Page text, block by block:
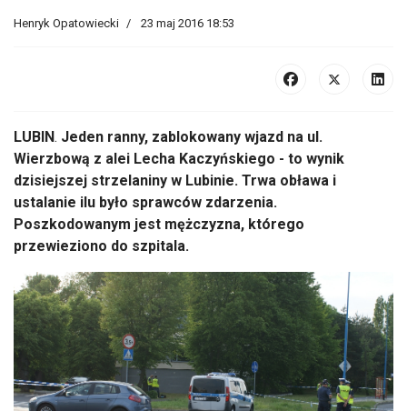
Henryk Opatowiecki 23 maj 2016 18:53
LUBIN. Jeden ranny, zablokowany wjazd na ul.
Wierzbową z alei Lecha Kaczyńskiego - to wynik
dzisiejszej strzelaniny w Lubinie. Trwa obława i
ustalanie ilu było sprawców zdarzenia.
Poszkodowanym jest mężczyzna, którego
przewieziono do szpitala.